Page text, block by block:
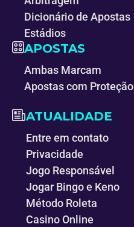
Dicionário de Apostas
Estádios
APOSTAS
Ambas Marcam
Apostas com Proteção
ATUALIDADE
Entre em contato
Privacidade
Jogo Responsável
Jogar Bingo e Keno
Método Roleta
Casino Online